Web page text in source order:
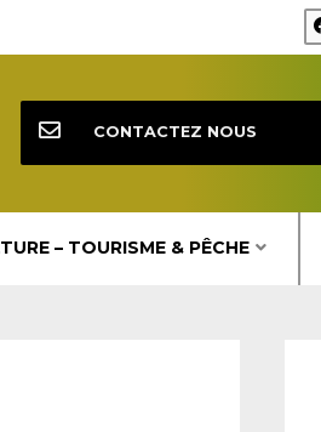
– TOURISME & PÊCHE
CONTACTEZ NOUS